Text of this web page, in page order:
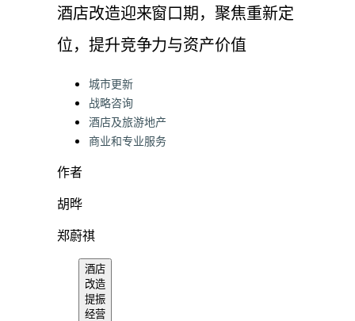
酒店改造迎来窗口期，聚焦重新定
位，提升竞争力与资产价值
Categories:
城市更新
战略咨询
酒店及旅游地产
商业和专业服务
作者
胡晔
郑蔚祺
酒店
改造
提振
经营